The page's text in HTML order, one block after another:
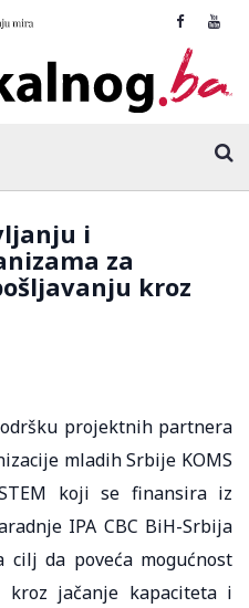
i
za
kroz
projektnih partnera
mladih Srbije KOMS
koji se finansira iz
IPA CBC BiH-Srbija
cilj da poveća mogućnost
kroz jačanje kapaciteta i